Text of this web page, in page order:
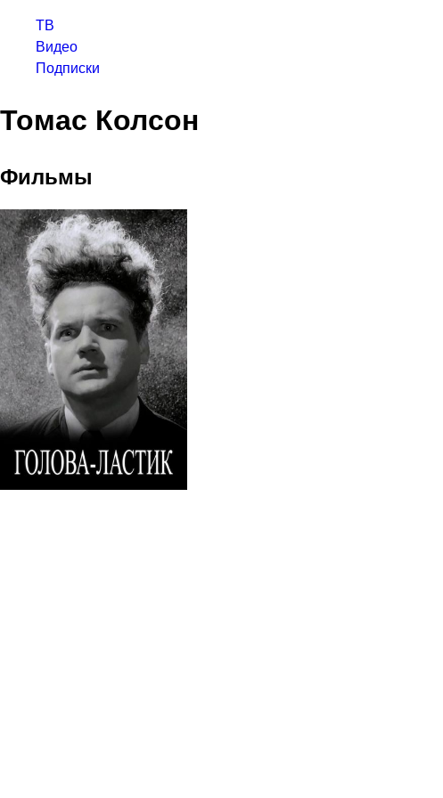
ТВ
Видео
Подписки
Томас Колсон
Фильмы